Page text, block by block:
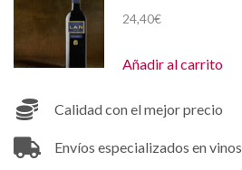
24,40€
Añadir al carrito
Calidad con el mejor precio
Envíos especializados en vinos